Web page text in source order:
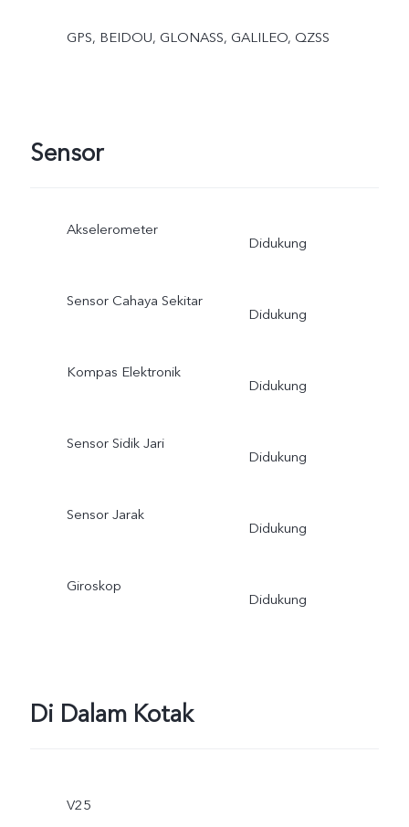
GPS, BEIDOU, GLONASS, GALILEO, QZSS
Sensor
Akselerometer
Didukung
Sensor Cahaya Sekitar
Didukung
Kompas Elektronik
Didukung
Sensor Sidik Jari
Didukung
Sensor Jarak
Didukung
Giroskop
Didukung
Di Dalam Kotak
V25